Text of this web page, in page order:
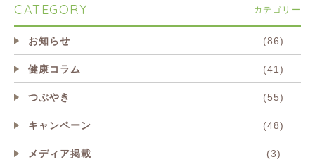
CATEGORY カテゴリー
お知らせ (86)
健康コラム (41)
つぶやき (55)
キャンペーン (48)
メディア掲載 (3)